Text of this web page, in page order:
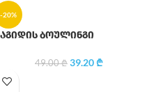
-20%
ბოულინგი
49.00₾ 39.20₾